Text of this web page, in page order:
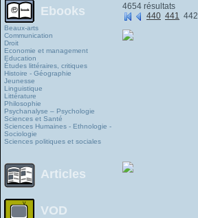
Ebooks
Beaux-arts
Communication
Droit
Economie et management
Education
Études littéraires, critiques
Histoire - Géographie
Jeunesse
Linguistique
Littérature
Philosophie
Psychanalyse – Psychologie
Sciences et Santé
Sciences Humaines - Ethnologie -
Sociologie
Sciences politiques et sociales
Articles
VOD
4654 résultats
440 441 442